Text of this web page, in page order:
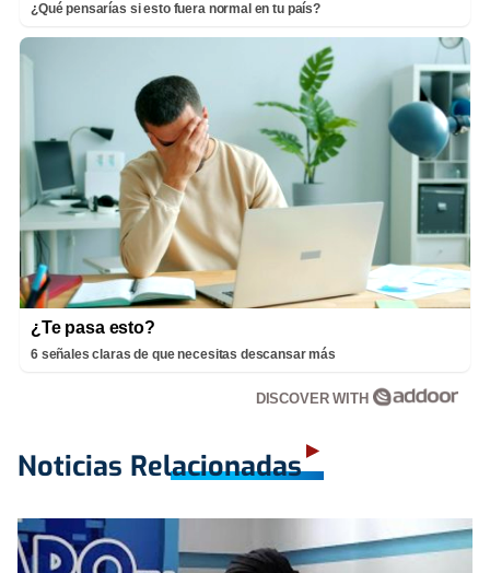
¿Qué pensarías si esto fuera normal en tu país?
¿Te pasa esto?
6 señales claras de que necesitas descansar más
DISCOVER WITH
Noticias Relacionadas